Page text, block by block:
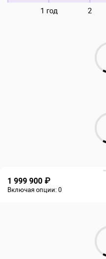
1 год 2
1 999 900 ₽
Включая опции:0